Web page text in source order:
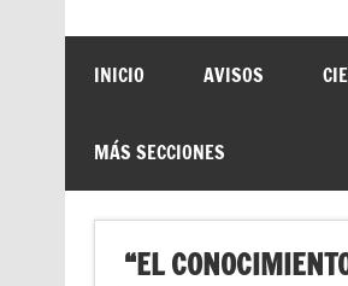
INICIO AVISOS
MÁS SECCIONES
“EL